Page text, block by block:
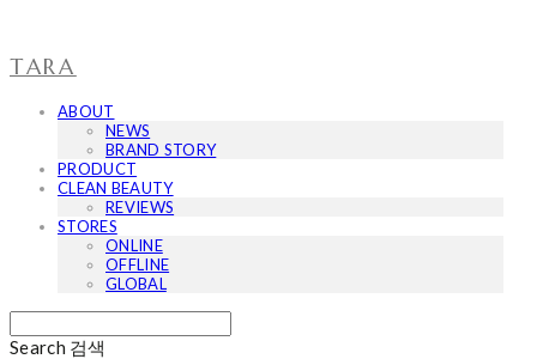
TARA
ABOUT
NEWS
BRAND STORY
PRODUCT
CLEAN BEAUTY
REVIEWS
STORES
ONLINE
OFFLINE
GLOBAL
Search 검색